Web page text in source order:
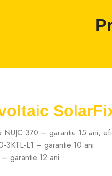
NUJC 370 – garantie 15 ani,
3KTL-L1 – garantie 10 ani
– garantie 12 ani